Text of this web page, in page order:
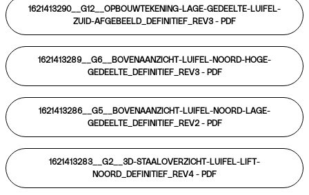
1621413290__G12__OPBOUWTEKENING-LAGE-GEDEELTE-LUIFEL-
ZUID-AFGEBEELD_DEFINITIEF_REV3 - PDF
1621413289__G6__BOVENAANZICHT-LUIFEL-NOORD-HOGE-
GEDEELTE_DEFINITIEF_REV3 - PDF
1621413286__G5__BOVENAANZICHT-LUIFEL-NOORD-LAGE-
GEDEELTE_DEFINITIEF_REV2 - PDF
1621413283__G2__3D-STAALOVERZICHT-LUIFEL-LIFT-
NOORD_DEFINITIEF_REV4 - PDF